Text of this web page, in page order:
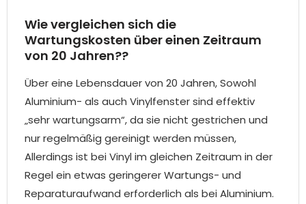
Wie vergleichen sich die
Wartungskosten über einen Zeitraum
von 20 Jahren??
Über eine Lebensdauer von 20 Jahren, Sowohl
Aluminium- als auch Vinylfenster sind effektiv
„sehr wartungsarm“, da sie nicht gestrichen und
nur regelmäßig gereinigt werden müssen,
Allerdings ist bei Vinyl im gleichen Zeitraum in der
Regel ein etwas geringerer Wartungs- und
Reparaturaufwand erforderlich als bei Aluminium.